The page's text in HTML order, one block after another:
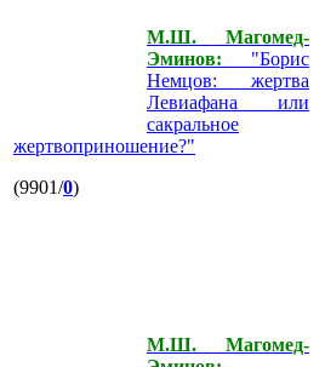
М.Ш. Магомед-
Эминов: "Борис
Немцов: жертва
Левиафана или
сакральное
жертвоприношение?"
(9901/0)
М.Ш. Магомед-